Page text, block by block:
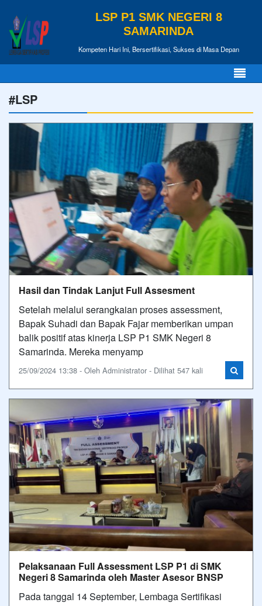
LSP P1 SMK NEGERI 8
SAMARINDA
Kompeten Hari Ini, Bersertifikasi, Sukses di Masa Depan
#LSP
Hasil dan Tindak Lanjut Full Assesment
Setelah melalui serangkaian proses assessment,
Bapak Suhadi dan Bapak Fajar memberikan umpan
balik positif atas kinerja LSP P1 SMK Negeri 8
Samarinda. Mereka menyamp
25/09/2024 13:38 - Oleh Administrator - Dilihat 547 kali
Pelaksanaan Full Assessment LSP P1 di SMK
Negeri 8 Samarinda oleh Master Asesor BNSP
Pada tanggal 14 September, Lembaga Sertifikasi